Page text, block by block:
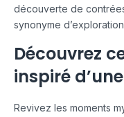
découverte de
synonyme
Découvrez
inspiré
Revivez les moments